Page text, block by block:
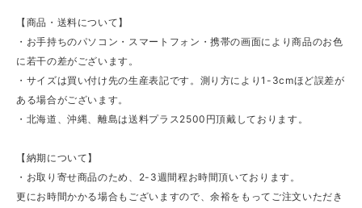
【商品・送料について】
・お手持ちのパソコン・スマートフォン・携帯の画面により商品のお色
に若干の差がございます。
・サイズは買い付け先の生産表記です。測り方により1-3cmほど誤差が
ある場合がございます。
・北海道、沖縄、離島は送料プラス2500円頂戴しております。
【納期について】
・お取り寄せ商品のため、2-3週間程お時間頂いております。
更にお時間かかる場合もございますので、余裕をもってご注文いただき